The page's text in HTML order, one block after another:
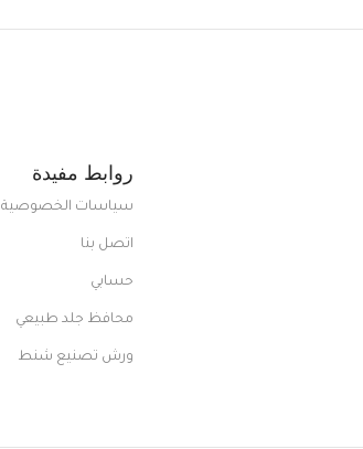
روابط مفيدة
سياسات الخصوصية
اتصل بنا
حسابي
محافظ جلد طبيعي
ورش تصنيع شنط